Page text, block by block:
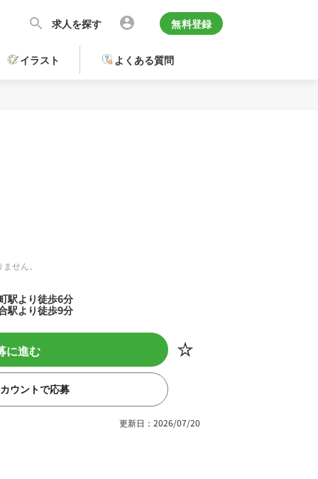
求人を探す 無料登録
イラスト よくある質問
せん。
駅より徒歩6分
駅より徒歩9分
に進む
ウントで応募
更新日：2026/07/20